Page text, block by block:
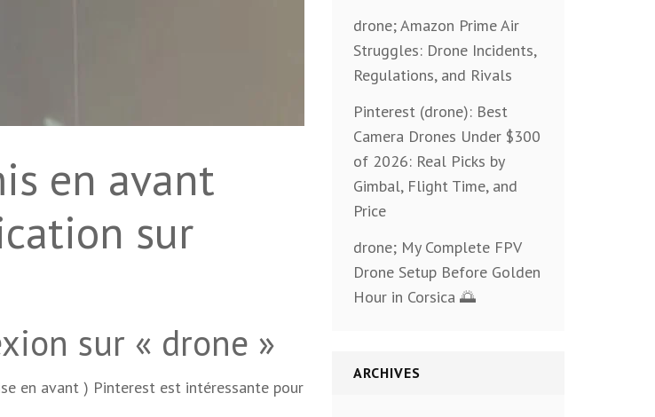
en avant
sur
sur « drone »
en avant ) Pinterest est intéressante pour
drone; Amazon Prime Air
Struggles: Drone Incidents,
Regulations, and Rivals
Pinterest (drone): Best
Camera Drones Under $300
of 2026: Real Picks by
Gimbal, Flight Time, and
Price
drone; My Complete FPV
Drone Setup Before Golden
Hour in Corsica 🌅
ARCHIVES